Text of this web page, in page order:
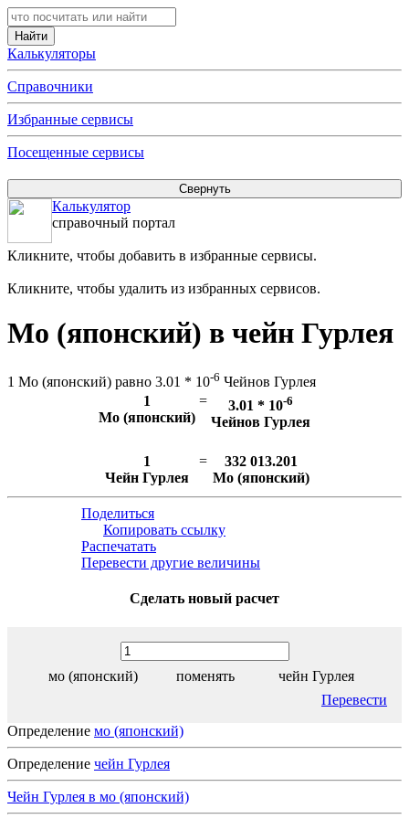
Калькуляторы
Справочники
Избранные сервисы
Посещенные сервисы
Калькулятор
справочный портал
Кликните, чтобы добавить в избранные сервисы.
Кликните, чтобы удалить из избранных сервисов.
Мо (японский) в чейн Гурлея
1 Мо (японский) равно 3.01 * 10-6 Чейнов Гурлея
1
Мо (японский)
= 3.01 * 10-6
Чейнов Гурлея
1
Чейн Гурлея
=
332 013.201
Мо (японский)
Поделиться
Копировать ссылку
Распечатать
Перевести другие величины
Сделать новый расчет
мо (японский) поменять
чейн Гурлея
Перевести
Определение мо (японский)
Определение чейн Гурлея
Чейн Гурлея в мо (японский)